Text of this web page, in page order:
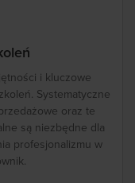
i kluczowe
Systematyczne
oraz te
są niezbędne dla
profesjonalizmu w